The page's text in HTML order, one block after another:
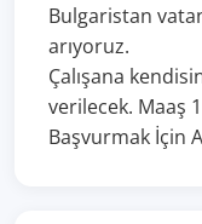
Bulgaristan
arıyoruz.
Çalışana
verilecek. Maaş
Başvurmak İçin